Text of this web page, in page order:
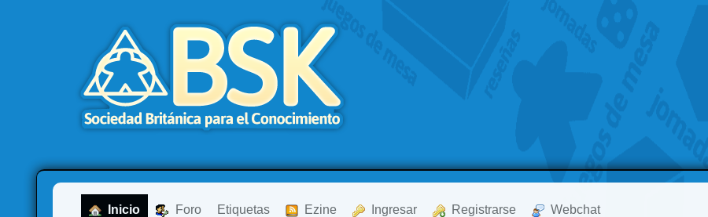
Inicio Foro Etiquetas Ezine Ingresar Registrarse Webchat